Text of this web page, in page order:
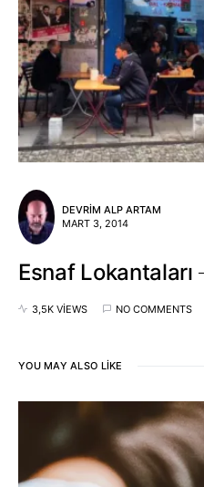
DEVRIM ALP ARTAM
MART 3, 2014
Esnaf Lokantaları
3,5K VIEWS NO COMMENTS
YOU MAY ALSO LIKE